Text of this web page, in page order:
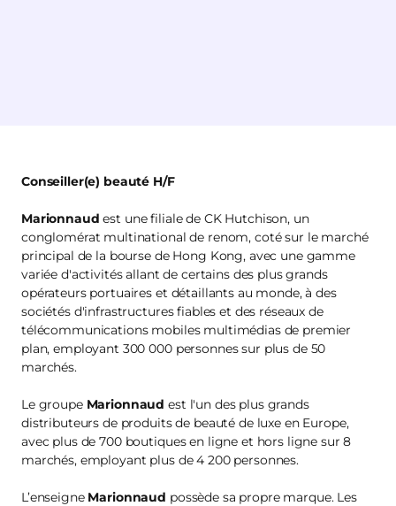
Conseiller(e) beauté H/F
Marionnaud est une filiale de CK Hutchison, un
conglomérat multinational de renom, coté sur le marché
principal de la bourse de Hong Kong, avec une gamme
variée d'activités allant de certains des plus grands
opérateurs portuaires et détaillants au monde, à des
sociétés d'infrastructures fiables et des réseaux de
télécommunications mobiles multimédias de premier
plan, employant 300 000 personnes sur plus de 50
marchés.
Le groupe Marionnaud est l'un des plus grands
distributeurs de produits de beauté de luxe en Europe,
avec plus de 700 boutiques en ligne et hors ligne sur 8
marchés, employant plus de 4 200 personnes.
L’enseigne Marionnaud possède sa propre marque. Les